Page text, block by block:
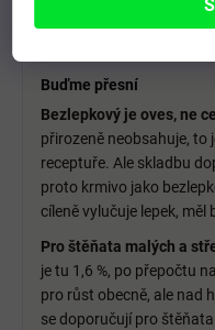
potřebuje energii.
Buďme přesní
Bezlepkový je oves, ne
přirozeně neobsahuje, to
receptuře. Ale skladbu
proto krmivo jako
cíleně vylučuje lepek,
Pro štěňata malých a
je tu 1,6 %, po přepočtu
pro růst obecně, ale nad
se doporučují pro